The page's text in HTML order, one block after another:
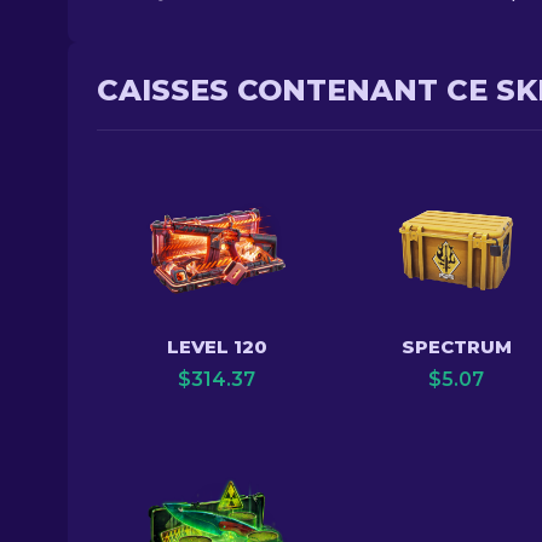
CAISSES CONTENANT CE
LEVEL 120
$314.37
SPECTRUM
$5.07